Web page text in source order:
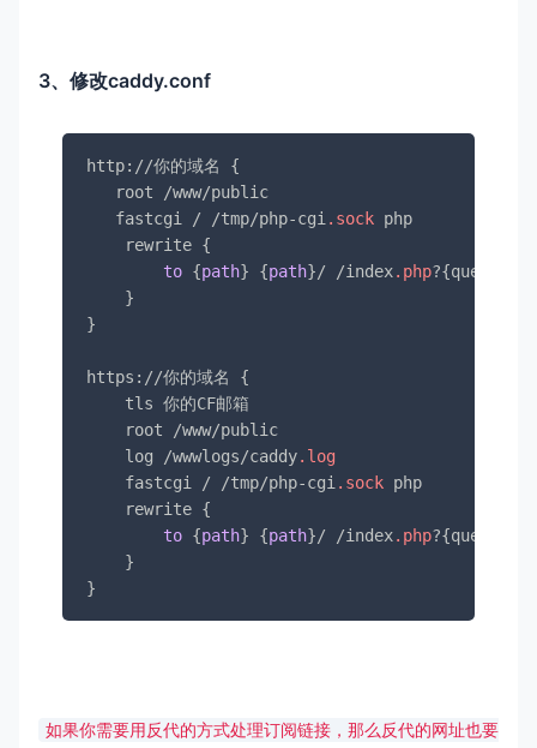
3、修改caddy.conf
http://你的域名 {
   root /www/public
   fastcgi / /tmp/php-cgi
.sock php
    rewrite {
to {path} {path}/ /index.php?{query}
    }
}
https://你的域名 {
    tls 你的CF邮箱
    root /www/public
    log /wwwlogs/caddy
.log
    fastcgi / /tmp/php-cgi
.sock php
    rewrite {
to {path} {path}/ /index.php?{query}
    }
}
如果你需要用反代的方式处理订阅链接，那么反代的网址也要